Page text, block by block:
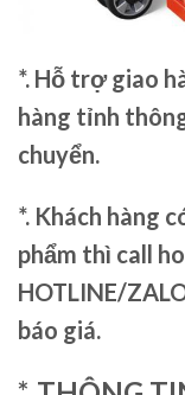
*. Hỗ trợ giao
hàng tỉnh
chuyển.
*. Khách hàng
phẩm thì call
HOTLINE/
báo giá.